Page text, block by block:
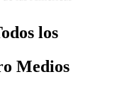
los
Medios